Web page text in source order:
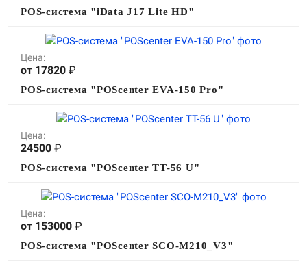
POS-система "iData J17 Lite HD"
Цена:
от 17820 ₽
POS-система "POScenter EVA-150 Pro"
Цена:
24500 ₽
POS-система "POScenter TT-56 U"
Цена:
от 153000 ₽
POS-система "POScenter SCO-M210_V3"